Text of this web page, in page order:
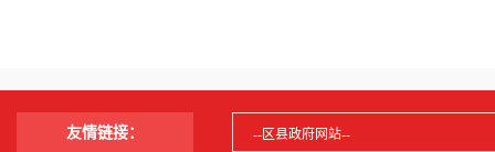
友情链接：